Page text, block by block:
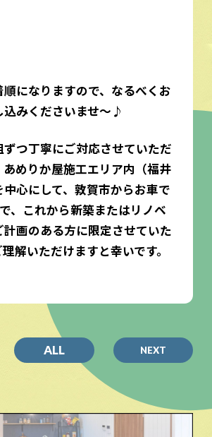
順になりますので、なるべくお
込みくださいませ～♪
ずつ丁寧にご対応させていただ
あめりか屋施工エリア内（福井
心にして、敦賀市からお車で
、これから新築またはリノベ
計画のある方に限定させていた
解いただけますと幸いです。
ALL NEXT